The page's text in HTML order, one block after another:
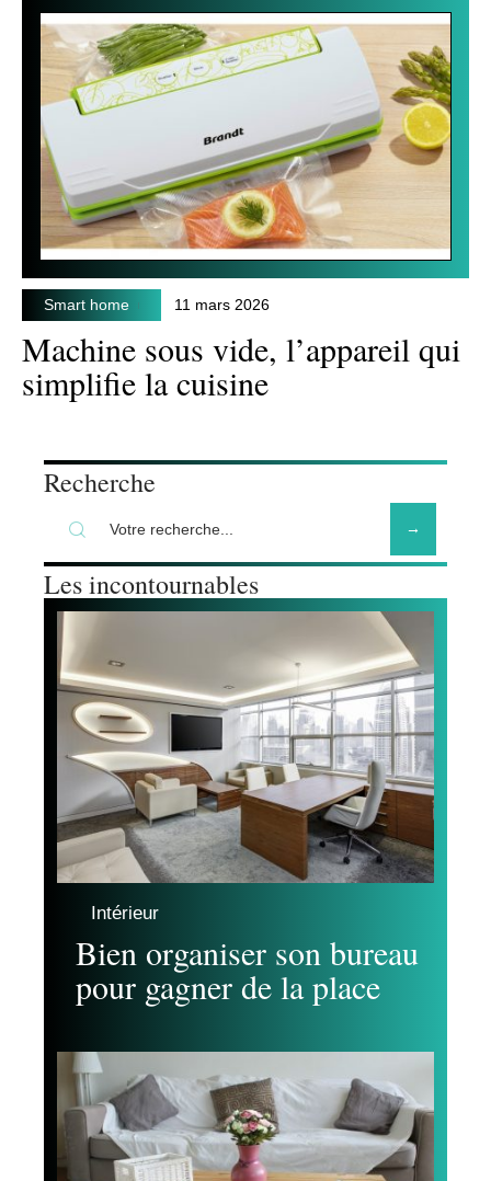
Smart home 11 mars 2026
Machine sous vide, l’appareil qui
simplifie la cuisine
Recherche
Les incontournables
Intérieur
Bien organiser son bureau
pour gagner de la place